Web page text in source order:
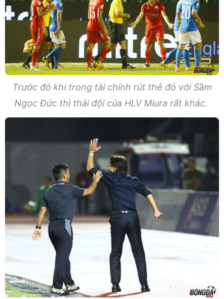
Trước đó khi trong tài chính rút thẻ đỏ với Sầm
Ngọc Đức thì thái đội của HLV Miura rất khác.